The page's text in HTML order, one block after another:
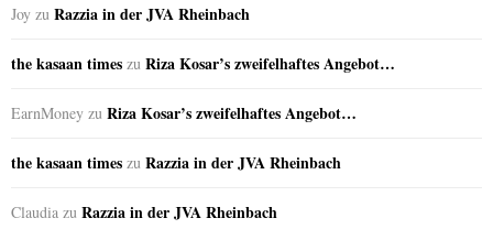
Joy zu Razzia in der JVA Rheinbach
the kasaan times zu Riza Kosar’s zweifelhaftes Angebot…
EarnMoney zu Riza Kosar’s zweifelhaftes Angebot…
the kasaan times zu Razzia in der JVA Rheinbach
Claudia zu Razzia in der JVA Rheinbach